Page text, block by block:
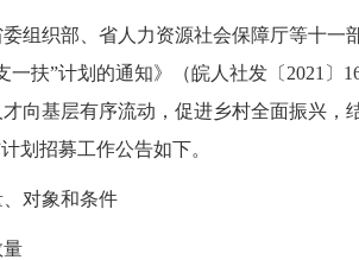
织部、省人力资源社会保障厅等十一
一扶”计划的通知》（皖人社发〔2021〕
向基层有序流动，促进乡村全面振兴，
划招募工作公告如下。
对象和条件